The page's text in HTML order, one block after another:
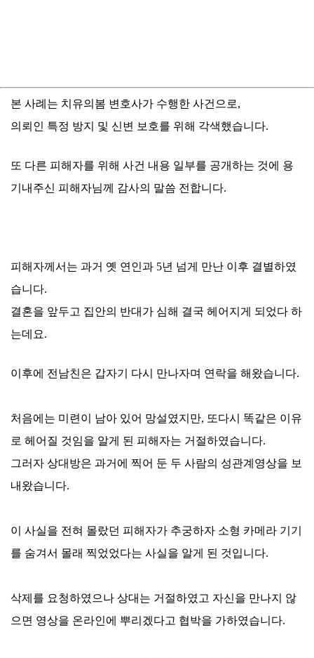
본 사례는 치유의봄 변호사가 수행한 사건으로,
의뢰인 특정 방지 및 신변 보호를 위해 각색했습니다.
또 다른 피해자를 위해 사건 내용 일부를 공개하는 것에 용
기내주신 피해자님께 감사의 말씀 전합니다.
​피해자께서는 과거 옛 연인과 5년 넘게 만난 이후 결별하였
습니다.
결혼을 앞두고 집안의 반대가 심해 결국 헤어지게 되었다 하
는데요.
이후에 전남친은 갑자기 다시 만나자며 연락을 해왔습니다.
처음에는 미련이 남아 있어 망설였지만, 또다시 똑같은 이유
로 헤어질 것임을 알게 된 피해자는 거절하였습니다.
그러자 상대방은 과거에 찍어 둔 두 사람의 성관계영상을 보
내왔습니다.
이 사실을 전혀 몰랐던 피해자가 추궁하자 소형 카메라 기기
를 숨겨서 몰래 찍었었다는 사실을 알게 된 것입니다.
삭제를 요청하였으나 상대는 거절하였고 자신을 만나지 않
으면 영상을 온라인에 뿌리겠다고 협박을 가하였습니다.